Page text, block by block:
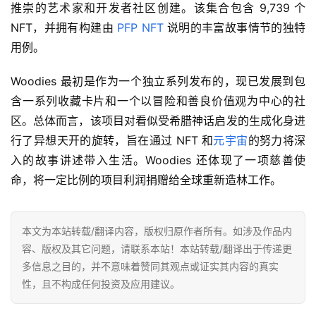
推崇的艺术家和开发者社区创建。该集合包含 9,739 个
NFT，并拥有构建由 PFP NFT 说明的丰富故事情节的独特
用例。
Woodies 最初是作为一个独立系列发布的，现已发展到包
含一系列收藏卡片和一个以冒险和善良价值观为中心的社
区。总体而言，该项目对看似受希腊神话启发的生成化身进
行了异想天开的旋转，旨在通过 NFT 和元宇宙的努力将深
入的故事讲述带入生活。Woodies 还体现了一项慈善使
命，将一定比例的项目利润捐赠给全球重新造林工作。
本文为本站转载/翻译内容，版权归原作者所有。如涉及作品内
容、版权及其它问题，请联系本站！本站转载/翻译出于传递更
多信息之目的，并不意味着赞同其观点或证实其内容的真实
性，且不构成任何投资及应用建议。